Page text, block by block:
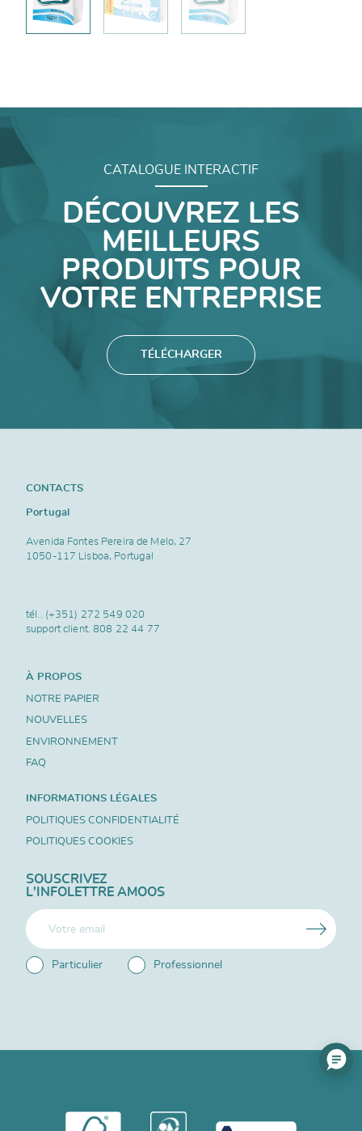
CATALOGUE INTERACTIF
DÉCOUVREZ LES
MEILLEURS
PRODUITS POUR
VOTRE ENTREPRISE
TÉLÉCHARGER
CONTACTS
Portugal
Avenida Fontes Pereira de Melo, 27
1050-117 Lisboa, Portugal
tél.. (+351) 272 549 020
support client.808 22 44 77
À PROPOS
NOTRE PAPIER
NOUVELLES
ENVIRONNEMENT
FAQ
INFORMATIONS LÉGALES
POLITIQUES CONFIDENTIALITÉ
POLITIQUES COOKIES
SOUSCRIVEZ
L'INFOLETTRE AMOOS
Particulier Professionnel